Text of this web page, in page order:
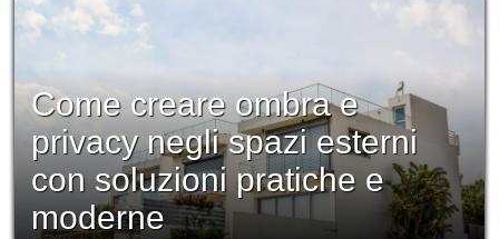
Come creare ombra e
privacy negli spazi esterni
con soluzioni pratiche e
moderne